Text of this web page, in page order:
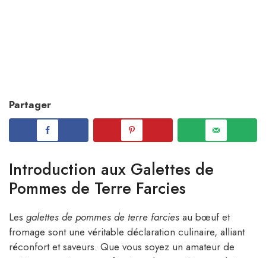
Partager
Introduction aux Galettes de
Pommes de Terre Farcies
Les galettes de pommes de terre farcies au bœuf et
fromage sont une véritable déclaration culinaire, alliant
réconfort et saveurs. Que vous soyez un amateur de